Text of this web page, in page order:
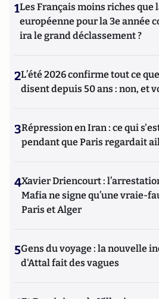
1Les Français moins riches que
européenne pour la 3e année
ira le grand déclassement ?
2L’été 2026 confirme tout ce
disent depuis 50 ans : non, et
3Répression en Iran : ce qui
pendant que Paris regardait
4Xavier Driencourt :
Mafia ne signe qu’une vraie-
Paris et Alger
5Gens du voyage : la nouvelle
d'Attal fait des vagues